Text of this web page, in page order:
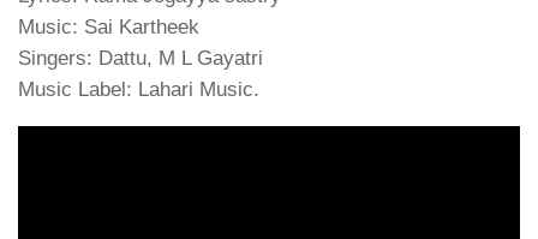
Music: Sai Kartheek
Singers: Dattu, M L Gayatri
Music Label: Lahari Music.